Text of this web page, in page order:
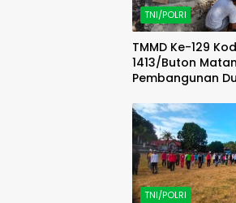
TNI/POLRI
TMMD Ke-129
1413/Buton
Pembangunan
Kualitas Air Bersih
TNI/POLRI